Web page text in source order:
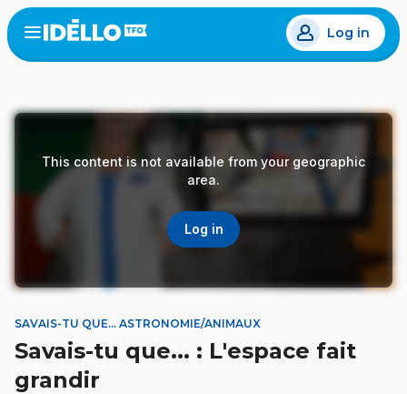
Skip
to
main
Open
menu
Log in
This content is not available from your geographic
area.
Log in
SAVAIS-TU QUE... ASTRONOMIE/ANIMAUX
Savais-tu que... : L'espace fait
grandir